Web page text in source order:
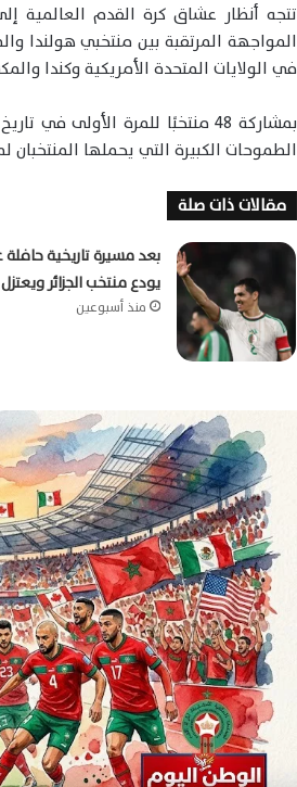
تتجه أنظار عشاق كرة القدم العالمية
المواجهة المرتقبة بين منتخبي هولندا
في الولايات المتحدة الأمريكية وكندا
بمشاركة 48 منتخبًا للمرة
الطموحات الكبيرة التي يحملها المنتخبان
مقالات ذات صلة
بعد مسيرة تاريخية
يودع منتخب الجزائر
منذ أسبوعين